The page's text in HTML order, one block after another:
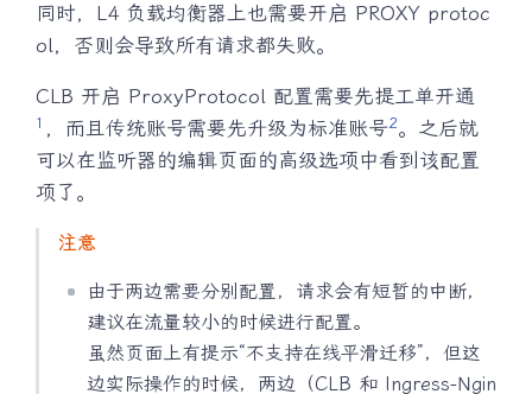
同时，L4 负载均衡器上也需要开启 PROXY protoc
ol，否则会导致所有请求都失败。
CLB 开启 ProxyProtocol 配置需要先提工单开通
1 ，而且传统账号需要先升级为标准账号2。之后就
可以在监听器的编辑页面的高级选项中看到该配置
项了。
注意
由于两边需要分别配置，请求会有短暂的中断，
建议在流量较小的时候进行配置。
虽然页面上有提示“不支持在线平滑迁移”，但这
边实际操作的时候，两边（CLB 和 Ingress-Ngin